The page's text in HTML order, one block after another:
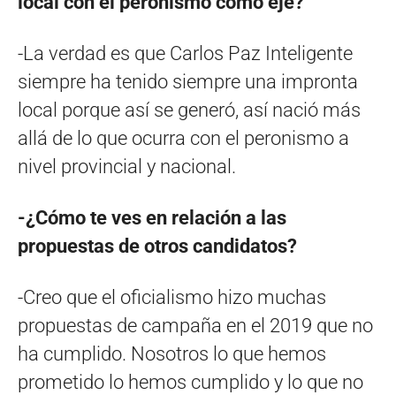
-La verdad es que Carlos Paz Inteligente
siempre ha tenido siempre una impronta
local porque así se generó, así nació más
allá de lo que ocurra con el peronismo a
nivel provincial y nacional.
-¿Cómo te ves en relación a las
propuestas de otros candidatos?
-Creo que el oficialismo hizo muchas
propuestas de campaña en el 2019 que no
ha cumplido. Nosotros lo que hemos
prometido lo hemos cumplido y lo que no